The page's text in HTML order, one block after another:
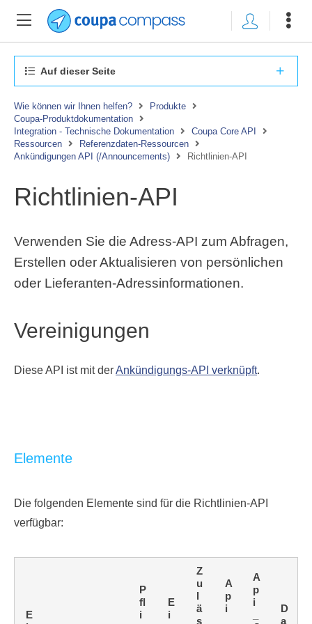
Auf dieser Seite
Wie können wir Ihnen helfen?
Produkte
Coupa-Produktdokumentation
Integration - Technische Dokumentation
Coupa Core API
Ressourcen
Referenzdaten-Ressourcen
Ankündigungen API (/Announcements)
Richtlinien-API
Richtlinien-API
Verwenden Sie die Adress-API zum Abfragen,
Erstellen oder Aktualisieren von persönlichen
oder Lieferanten-Adressinformationen.
Vereinigungen
Diese API ist mit derAnkündigungs-API verknüpft.
Elemente
Die folgenden Elemente sind für die Richtlinien-API
verfügbar:
E
P
fl
i
E
i
Z
u
l
ä
s
A
p
i
A
p
i
D
a